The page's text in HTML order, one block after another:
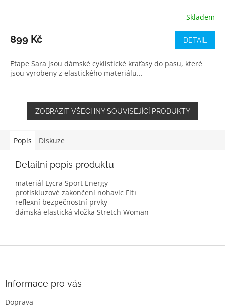
Skladem
899 Kč DETAIL
Etape Sara jsou dámské cyklistické kraťasy do pasu, které
jsou vyrobeny z elastického materiálu...
ZOBRAZIT VŠECHNY SOUVISEJÍCÍ PRODUKTY
Popis Diskuze
Detailní popis produktu
materiál Lycra Sport Energy
protiskluzové zakončení nohavic Fit+
reflexní bezpečnostní prvky
dámská elastická vložka Stretch Woman
Informace pro vás
Doprava